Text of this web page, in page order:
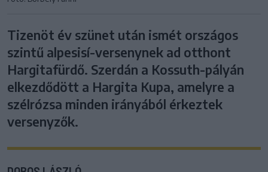
Tizenöt év szünet után ismét országos
szintű alpesisí-versenynek ad otthont
Hargitafürdő. Szerdán a Kossuth-pályán
elkezdődött a Hargita Kupa, amelyre a
szélrózsa minden irányából érkeztek
versenyzők.